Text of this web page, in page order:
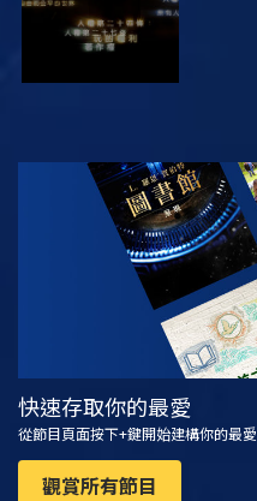
觀看
快速存取你的最愛
從節目頁面按下+鍵開始建構你的最愛
觀賞所有節目